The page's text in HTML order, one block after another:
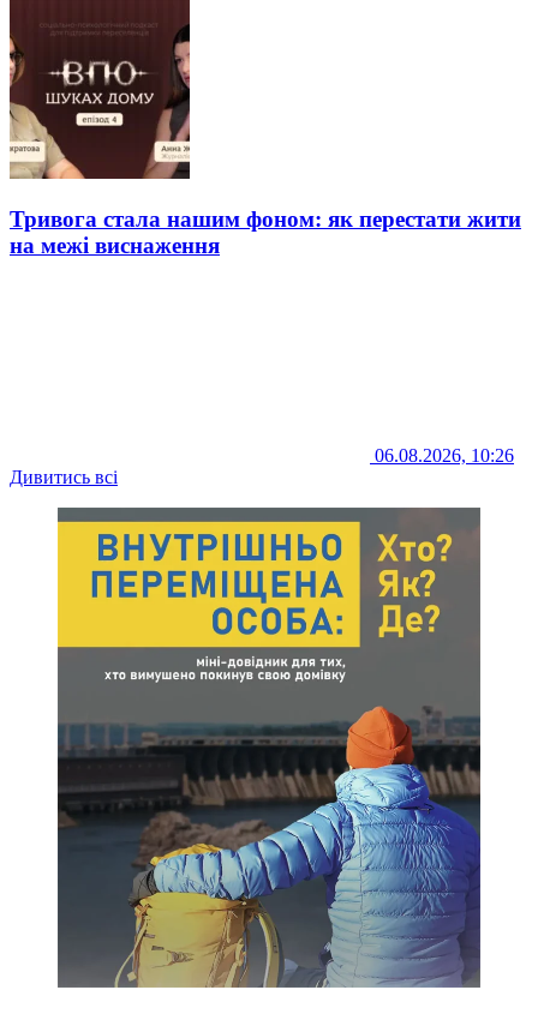
Тривога стала нашим фоном: як перестати жити
на межі виснаження
06.08.2026, 10:26
Дивитись всі